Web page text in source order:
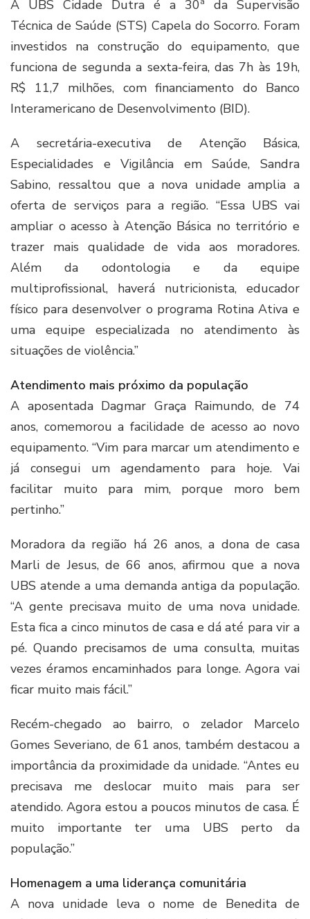
A UBS Cidade Dutra é a 30ª da Supervisão
Técnica de Saúde (STS) Capela do Socorro. Foram
investidos na construção do equipamento, que
funciona de segunda a sexta-feira, das 7h às 19h,
R$ 11,7 milhões, com financiamento do Banco
Interamericano de Desenvolvimento (BID).
A secretária-executiva de Atenção Básica,
Especialidades e Vigilância em Saúde, Sandra
Sabino, ressaltou que a nova unidade amplia a
oferta de serviços para a região. “Essa UBS vai
ampliar o acesso à Atenção Básica no território e
trazer mais qualidade de vida aos moradores.
Além da odontologia e da equipe
multiprofissional, haverá nutricionista, educador
físico para desenvolver o programa Rotina Ativa e
uma equipe especializada no atendimento às
situações de violência.”
Atendimento mais próximo da população
A aposentada Dagmar Graça Raimundo, de 74
anos, comemorou a facilidade de acesso ao novo
equipamento. “Vim para marcar um atendimento e
já consegui um agendamento para hoje. Vai
facilitar muito para mim, porque moro bem
pertinho.”
Moradora da região há 26 anos, a dona de casa
Marli de Jesus, de 66 anos, afirmou que a nova
UBS atende a uma demanda antiga da população.
“A gente precisava muito de uma nova unidade.
Esta fica a cinco minutos de casa e dá até para vir a
pé. Quando precisamos de uma consulta, muitas
vezes éramos encaminhados para longe. Agora vai
ficar muito mais fácil.”
Recém-chegado ao bairro, o zelador Marcelo
Gomes Severiano, de 61 anos, também destacou a
importância da proximidade da unidade. “Antes eu
precisava me deslocar muito mais para ser
atendido. Agora estou a poucos minutos de casa. É
muito importante ter uma UBS perto da
população.”
Homenagem a uma liderança comunitária
A nova unidade leva o nome de Benedita de